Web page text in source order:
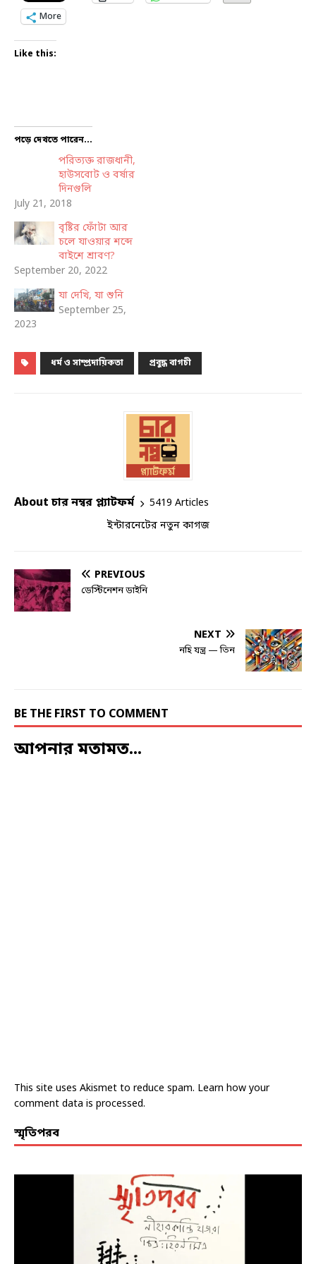
More
Like this:
পড়ে দেখতে পারেন...
পরিত্যক্ত রাজধানী,
হাউসবোট ও বর্ষার
July 21, 2018
বৃষ্টির ফোঁটা আর
চলে যাওয়ার শব্দে
বাইশে শ্রাবণ?
September 20, 2022
যা দেখি, যা শুনি
September 25,
2023
ধর্ম ও সাম্প্রদায়িকতা প্রবুদ্ধ বাগচী
About চার নম্বর প্ল্যাটফর্ম
5419 Articles
ইন্টারনেটের নতুন কাগজ
PREVIOUS
ডেস্টিনেশন ডাইনি
NEXT
নহি যন্ত্র — তিন
BE THE FIRST TO COMMENT
আপনার মতামত...
This site uses Akismet to reduce spam. Learn how your
comment data is processed.
স্মৃতিপরব